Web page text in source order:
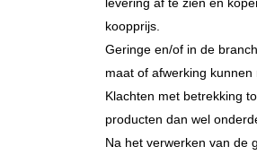
koopprijs.
Geringe en/of in de
maat of afwerking
Klachten met betrekking
producten dan wel
Na het verwerken van de